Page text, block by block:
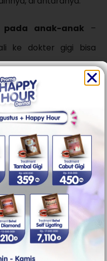
pada anak-anak –
ke dokter gigi bisa
ditangani dengan
anak-anak diajak
menyenangkan,
untuk kembali.
selalu terjaga– Klinik
standar kebersihan.
ruang tindakan
merasa aman.
buru– Setiap
yang cukup bersama